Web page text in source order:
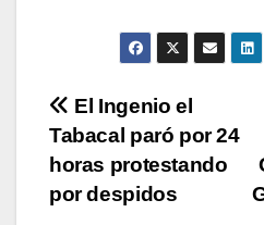
p
b
o
k
Li
n
Navegación
de
entradas
El Ingenio el
Tabacal paró por 24
horas protestando
por despidos